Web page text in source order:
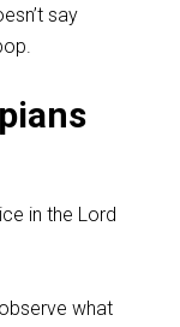
say
in the Lord
what